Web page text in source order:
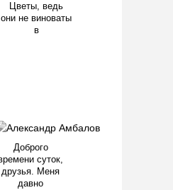
Цветы, ведь
они не виноваты
в
Доброго
суток,
друзья. Меня
давно